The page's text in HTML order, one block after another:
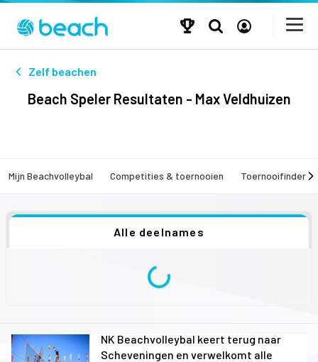
Zelf beachen
Beach Speler Resultaten - Max Veldhuizen
Mijn Beachvolleybal Competities & toernooien Toernooifinder
Alle deelnames
NK Beachvolleybal keert terug naar
Scheveningen en verwelkomt alle